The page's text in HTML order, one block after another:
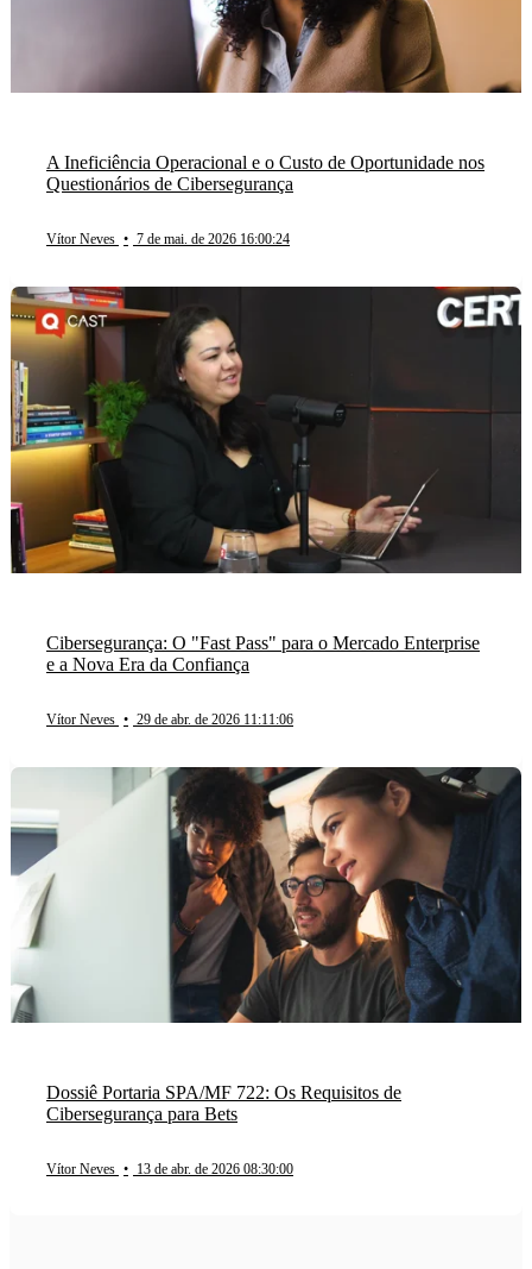
A Ineficiência Operacional e o Custo de Oportunidade nos
Questionários de Cibersegurança
Vítor Neves • 7 de mai. de 2026 16:00:24
Cibersegurança: O "Fast Pass" para o Mercado Enterprise
e a Nova Era da Confiança
Vítor Neves • 29 de abr. de 2026 11:11:06
Dossiê Portaria SPA/MF 722: Os Requisitos de
Cibersegurança para Bets
Vítor Neves • 13 de abr. de 2026 08:30:00